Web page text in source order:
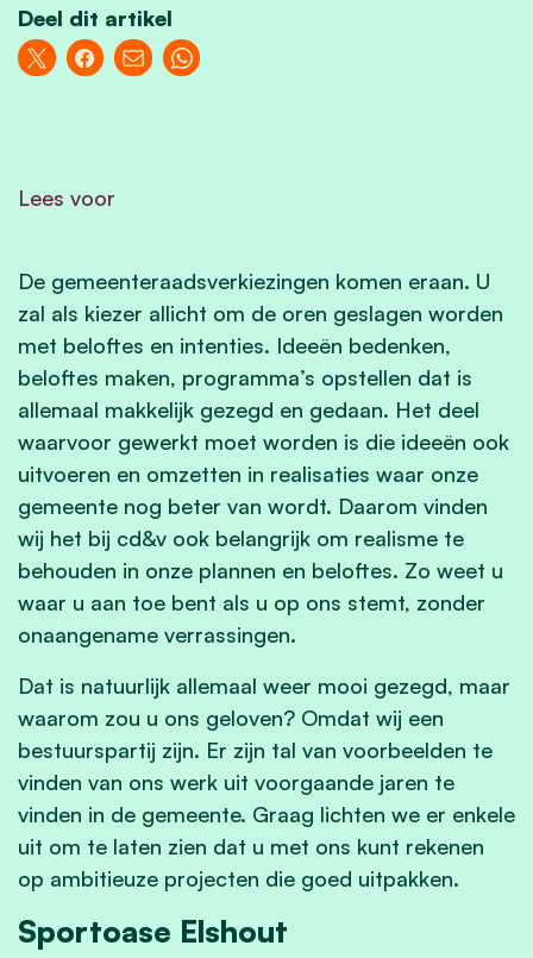
Deel dit artikel
Lees voor
De gemeenteraadsverkiezingen komen eraan. U
zal als kiezer allicht om de oren geslagen worden
met beloftes en intenties. Ideeën bedenken,
beloftes maken, programma’s opstellen dat is
allemaal makkelijk gezegd en gedaan. Het deel
waarvoor gewerkt moet worden is die ideeën ook
uitvoeren en omzetten in realisaties waar onze
gemeente nog beter van wordt. Daarom vinden
wij het bij cd&v ook belangrijk om realisme te
behouden in onze plannen en beloftes. Zo weet u
waar u aan toe bent als u op ons stemt, zonder
onaangename verrassingen.
Dat is natuurlijk allemaal weer mooi gezegd, maar
waarom zou u ons geloven? Omdat wij een
bestuurspartij zijn. Er zijn tal van voorbeelden te
vinden van ons werk uit voorgaande jaren te
vinden in de gemeente. Graag lichten we er enkele
uit om te laten zien dat u met ons kunt rekenen
op ambitieuze projecten die goed uitpakken.
Sportoase Elshout